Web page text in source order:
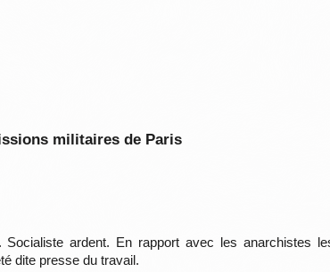
militaires de Paris
Socialiste ardent. En rapport avec les anarchistes
dite presse du travail.